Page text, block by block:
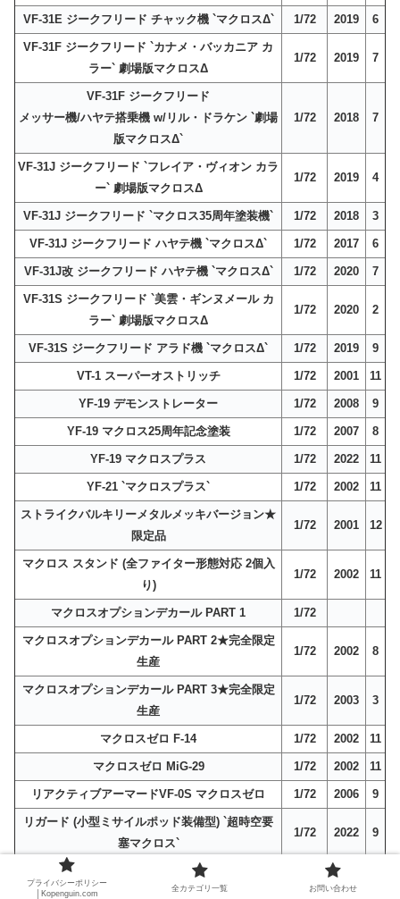
VF-31E ジークフリード チャック機 `マクロスΔ` 1/72 2019 6
VF-31F ジークフリード `カナメ・バッカニア カ
ラー` 劇場版マクロスΔ
1/72 2019 7
VF-31F ジークフリード
メッサー機/ハヤテ搭乗機 w/リル・ドラケン `劇場
版マクロスΔ`
1/72 2018 7
VF-31J ジークフリード `フレイア・ヴィオン カラ
ー` 劇場版マクロスΔ
1/72 2019 4
VF-31J ジークフリード `マクロス35周年塗装機` 1/72 2018 3
VF-31J ジークフリード ハヤテ機 `マクロスΔ` 1/72 2017 6
VF-31J改 ジークフリード ハヤテ機 `マクロスΔ` 1/72 2020 7
VF-31S ジークフリード `美雲・ギンヌメール カ
ラー` 劇場版マクロスΔ
1/72 2020 2
VF-31S ジークフリード アラド機 `マクロスΔ` 1/72 2019 9
VT-1 スーパーオストリッチ 1/72 2001 11
YF-19 デモンストレーター 1/72 2008 9
YF-19 マクロス25周年記念塗装 1/72 2007 8
YF-19 マクロスプラス 1/72 2022 11
YF-21 `マクロスプラス` 1/72 2002 11
ストライクバルキリーメタルメッキバージョン★
限定品
1/72 2001 12
マクロス スタンド (全ファイター形態対応 2個入
り)
1/72 2002 11
マクロスオプションデカール PART 1 1/72
マクロスオプションデカール PART 2★完全限定
生産
1/72 2002 8
マクロスオプションデカール PART 3★完全限定
生産
1/72 2003 3
マクロスゼロ F-14 1/72 2002 11
マクロスゼロ MiG-29 1/72 2002 11
リアクティブアーマードVF-0S マクロスゼロ 1/72 2006 9
リガード (小型ミサイルポッド装備型) `超時空要
塞マクロス`
1/72 2022 9
リガード (標準量産型) 2022
プライバシーポリシー
│Kopenguin.com
全カテゴリ一覧 お問い合わせ